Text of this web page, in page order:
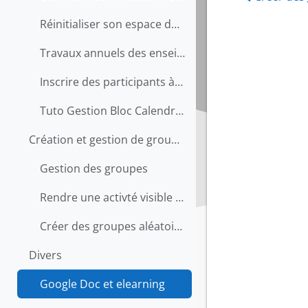
Réinitialiser son espace de cours et inscrire de nouveaux collègues
Travaux annuels des enseignants
Inscrire des participants à un cours 2020
Tuto Gestion Bloc Calendrier
Création et gestion de groupes dans un espace Lear...
Gestion des groupes
Rendre une activté visible pour un seul groupe
Créer des groupes aléatoires
Divers
Google Doc et elearning